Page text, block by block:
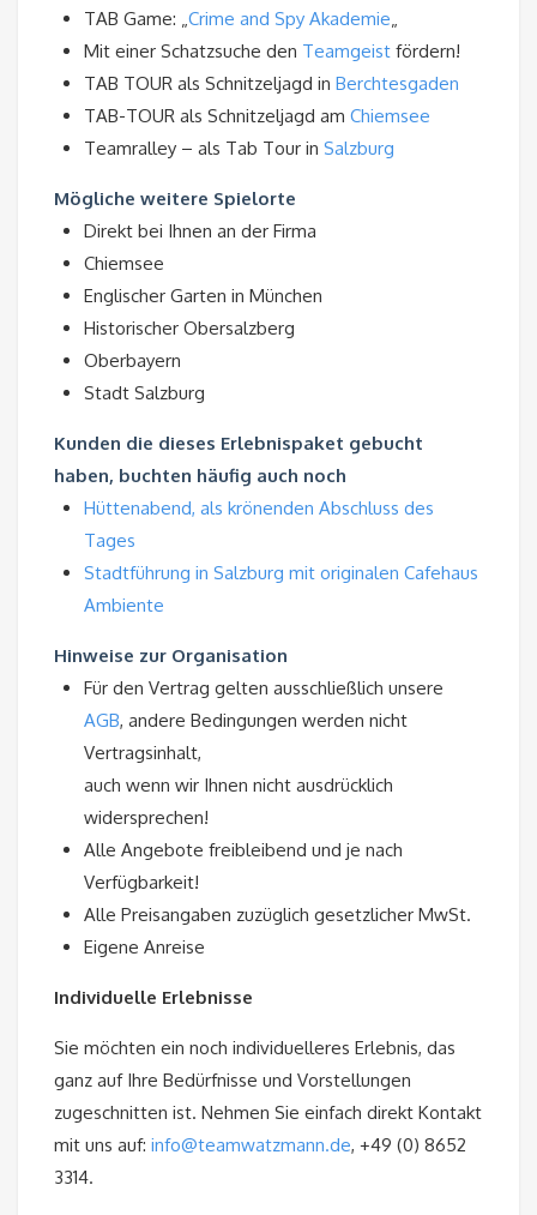
TAB Game: „ Crime and Spy Akademie
Mit einer Schatzsuche den Teamgeist fördern!
TAB TOUR als Schnitzeljagd in Berchtesgaden
TAB-TOUR als Schnitzeljagd am Chiemsee
Teamralley – als Tab Tour in Salzburg
Mögliche weitere Spielorte
Direkt bei Ihnen an der Firma
Chiemsee
Englischer Garten in München
Historischer Obersalzberg
Oberbayern
Stadt Salzburg
Kunden die dieses Erlebnispaket gebucht
haben, buchten häufig auch noch
Hüttenabend, als krönenden Abschluss des
Tages
Stadtführung in Salzburg mit originalen Cafehaus
Ambiente
Hinweise zur Organisation
Für den Vertrag gelten ausschließlich unsere
AGB, andere Bedingungen werden nicht
Vertragsinhalt,
auch wenn wir Ihnen nicht ausdrücklich
widersprechen!
Alle Angebote freibleibend und je nach
Verfügbarkeit!
Alle Preisangaben zuzüglich gesetzlicher MwSt.
Eigene Anreise
Individuelle Erlebnisse
Sie möchten ein noch individuelleres Erlebnis, das
ganz auf Ihre Bedürfnisse und Vorstellungen
zugeschnitten ist. Nehmen Sie einfach direkt Kontakt
mit uns auf: info@teamwatzmann.de, +49 (0) 8652
3314.